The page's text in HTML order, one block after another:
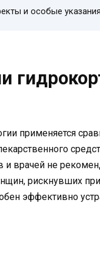
и особые указания
применяется
и врачей не
рискнувших
эффективно